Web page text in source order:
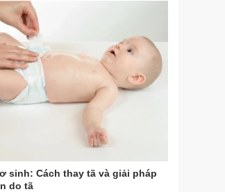
sinh: Cách thay tã và giải pháp
do tã